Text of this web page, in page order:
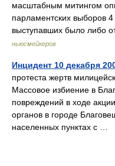
масштабным митингом
парламентских выборов
выступавших было либо
ньюсмейкеров
Инцидент 10 декабря
протеста жертв
Массовое избиение в
повреждений в ходе
органов в городе
населенных пунктах с …